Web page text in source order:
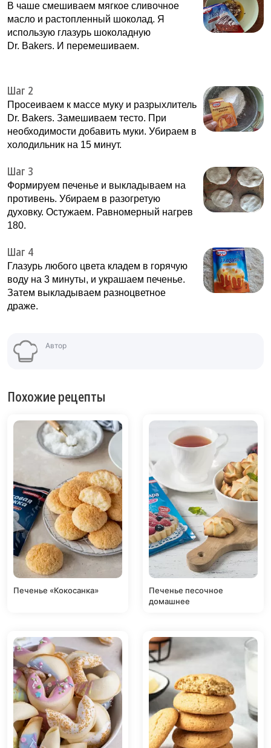
В чаше смешиваем мягкое сливочное
масло и растопленный шоколад. Я
использую глазурь шоколадную
Dr. Bakers. И перемешиваем.
Шаг 2
Просеиваем к массе муку и разрыхлитель
Dr. Bakers. Замешиваем тесто. При
необходимости добавить муки. Убираем в
холодильник на 15 минут.
Шаг 3
Формируем печенье и выкладываем на
противень. Убираем в разогретую
духовку. Остужаем. Равномерный нагрев
180.
Шаг 4
Глазурь любого цвета кладем в горячую
воду на 3 минуты, и украшаем печенье.
Затем выкладываем разноцветное
драже.
Автор
Похожие рецепты
Печенье «Кокосанка»
Печенье песочное
домашнее